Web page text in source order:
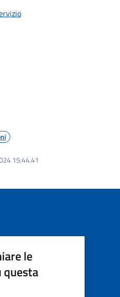
15:44.41
le
questa